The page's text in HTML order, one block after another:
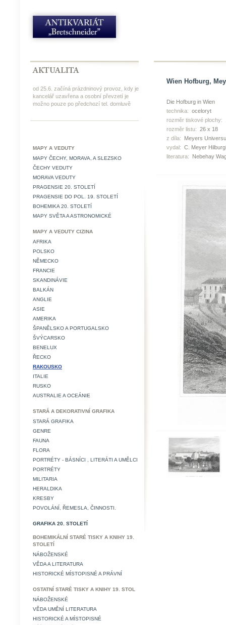
od 25.6. začíná prázdninový provoz, kdy je
kancelář uzavřena a osobní převzetí je
možno pouze po předchozí tel. domluvě
MAPY A VEDUTY
MAPY ČECHY, MORAVA, A SLEZSKO
ČECHY VEDUTY
MORAVA VEDUTY
PRAGENSIE 20. STOLETÍ
PRAGENSIE DO POL. 19. STOLETÍ
BOHEMIKA 20. STOLETÍ
MAPY SVĚTA A ASTRONOMICKÉ
MAPY A VEDUTY CIZINA
AFRIKA
POLSKO
NĚMECKO
FRANCIE
SKANDINÁVIE
BALKÁN
ANGLIE
ASIE
AMERIKA
ŠPANĚLSKO A PORTUGALSKO
ŠVÝCARSKO
BENELUX
ŘECKO
RAKOUSKO
ITALIE
RUSKO
AUSTRALIE A OCEÁNIE
STARÁ A DEKORATIVNÍ GRAFIKA
STARÁ GRAFIKA
GENRE
FAUNA
FLORA
PORTRÉTY - BÁSNÍCI , LITERÁTI A UMĚLCI
PORTRÉTY
MILITARIA
HERALDIKA
KRESBY
POVOLÁNÍ, ŘEMESLA, ČINNOSTI.
GRAFIKA 20. STOLETÍ
BOHEMIKÁLNÍ STARÉ TISKY A KNIHY 19.
STOLETÍ
NÁBOŽENSKÉ
VĚDA A LITERATURA
HISTORICKÉ MÍSTOPISNÉ A PRÁVNÍ
OSTATNÍ STARÉ TISKY A KNIHY 19. STOL
NÁBOŽENSKÉ
VĚDA UMĚNÍ LITERATURA
HISTORICKÉ A MÍSTOPISNÉ
Wien Hofburg,
Die Hofburg in Wien
technika: oceloryt
rozměr tiskové plochy:
rozměr listu: 26 x 18
z díla:
Meyers
vydal: C. Meyer
literatura:
Nebehay